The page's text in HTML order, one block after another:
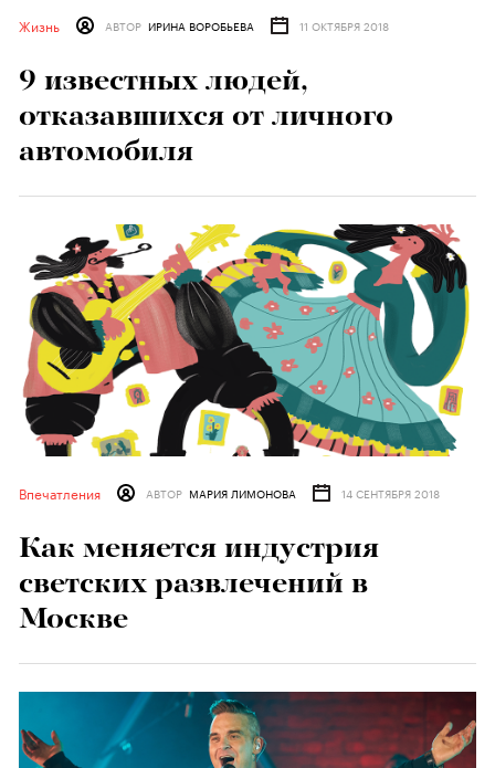
Жизнь АВТОР ИРИНА ВОРОБЬЕВА 11 ОКТЯБРЯ 2018
9 известных людей,
отказавшихся от личного
автомобиля
Впечатления АВТОР МАРИЯ ЛИМОНОВА 14 СЕНТЯБРЯ 2018
Как меняется индустрия
светских развлечений в
Москве